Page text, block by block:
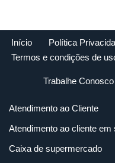
Início Política
Termos e condições de
Trabalhe
Atendimento ao Cliente
Atendimento ao cliente em
Caixa de supermercado